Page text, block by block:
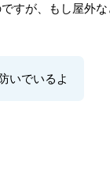
すが、もし屋外
いでいるよ